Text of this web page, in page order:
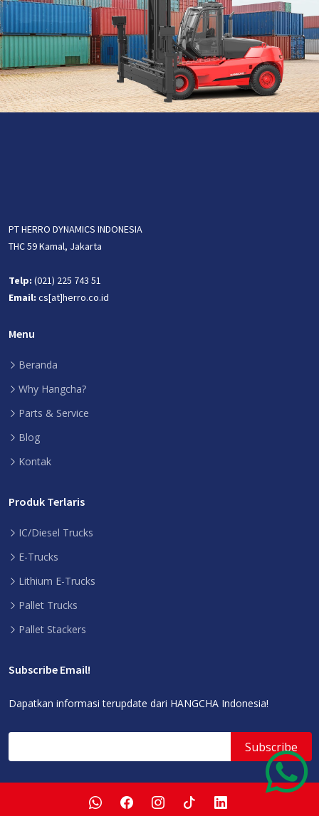
PT HERRO DYNAMICS INDONESIA
THC 59 Kamal, Jakarta
Telp: (021) 225 743 51
Email: cs[at]herro.co.id
Menu
Beranda
Why Hangcha?
Parts & Service
Blog
Kontak
Produk Terlaris
IC/Diesel Trucks
E-Trucks
Lithium E-Trucks
Pallet Trucks
Pallet Stackers
Subscribe Email!
Dapatkan informasi terupdate dari HANGCHA Indonesia!